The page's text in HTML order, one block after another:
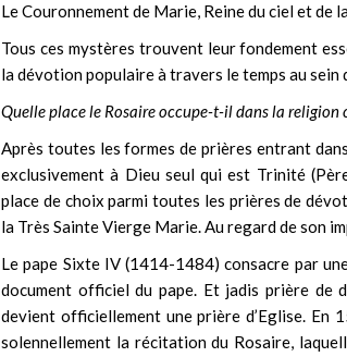
Le Couronnement de Marie, Reine du ciel et de
Tous ces mystères trouvent leur fondement
la dévotion populaire à travers le temps au sein
Quelle place le Rosaire occupe-t-il dans la religion
Après toutes les formes de prières entrant
exclusivement à Dieu seul qui est Trinité
place de choix parmi toutes les prières de
la Très Sainte Vierge Marie. Au regard de son
Le pape Sixte IV (1414-1484) consacre par
document officiel du pape. Et jadis prière
devient officiellement une prière d’Eglise. En
solennellement la récitation du Rosaire,